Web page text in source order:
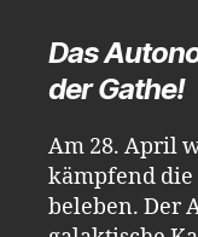
Das
der Gathe!
Am 28. April
kämpfend
beleben. Der